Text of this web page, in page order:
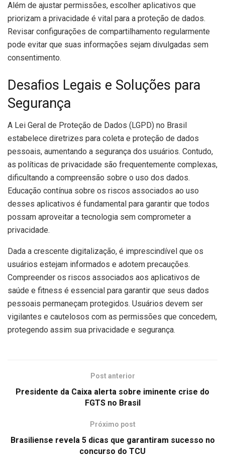
Além de ajustar permissões, escolher aplicativos que
priorizam a privacidade é vital para a proteção de dados.
Revisar configurações de compartilhamento regularmente
pode evitar que suas informações sejam divulgadas sem
consentimento.
Desaﬁos Legais e Soluções para
Segurança
A Lei Geral de Proteção de Dados (LGPD) no Brasil
estabelece diretrizes para coleta e proteção de dados
pessoais, aumentando a segurança dos usuários. Contudo,
as políticas de privacidade são frequentemente complexas,
dificultando a compreensão sobre o uso dos dados.
Educação contínua sobre os riscos associados ao uso
desses aplicativos é fundamental para garantir que todos
possam aproveitar a tecnologia sem comprometer a
privacidade.
Dada a crescente digitalização, é imprescindível que os
usuários estejam informados e adotem precauções.
Compreender os riscos associados aos aplicativos de
saúde e fitness é essencial para garantir que seus dados
pessoais permaneçam protegidos. Usuários devem ser
vigilantes e cautelosos com as permissões que concedem,
protegendo assim sua privacidade e segurança.
Post anterior
Presidente da Caixa alerta sobre iminente crise do
FGTS no Brasil
Próximo post
Brasiliense revela 5 dicas que garantiram sucesso no
concurso do TCU